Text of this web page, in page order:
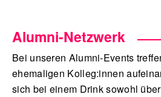
Alumni-Netzwerk
Bei unseren Alumni-Events
ehemaligen Kolleg:innen
sich bei einem Drink sowohl